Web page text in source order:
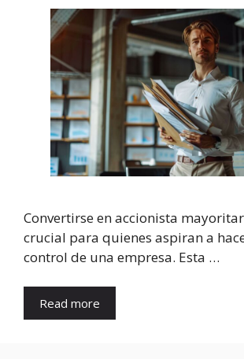
Convertirse en accionista
crucial para quienes aspiran a
control de una empresa. Esta …
Read more